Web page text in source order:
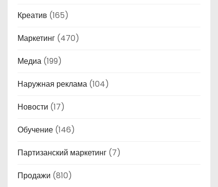
Креатив (165)
Маркетинг (470)
Медиа (199)
Наружная реклама (104)
Новости (17)
Обучение (146)
Партизанский маркетинг (7)
Продажи (810)